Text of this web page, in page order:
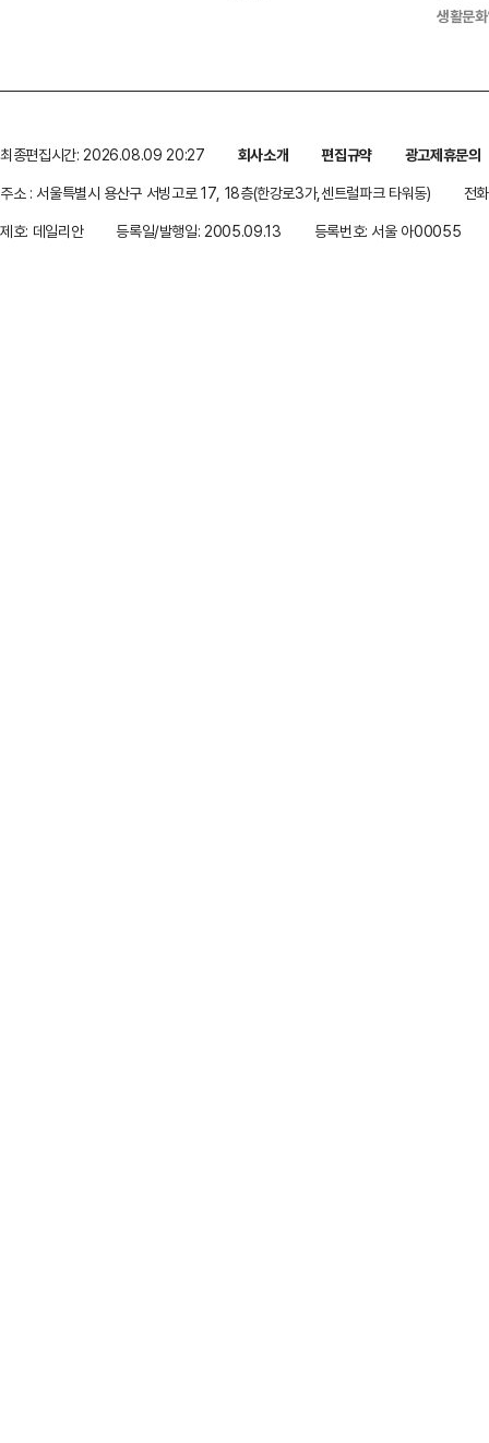
생활문
최종편집시간: 2026.08.09 20:27 회사소개 편집규약
광고제휴문의
주소 : 서울특별시 용산구 서빙고로 17, 18층(한강로3가,센트럴파크 타워동)
전
제호: 데일리안
등록일/발행일: 2005.09.13 등록번호: 서울 아00055